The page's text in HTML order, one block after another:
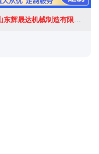
山东辉晟达机械制造有限公司